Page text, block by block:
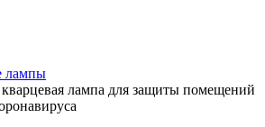
лампы
лампа для защиты помещений